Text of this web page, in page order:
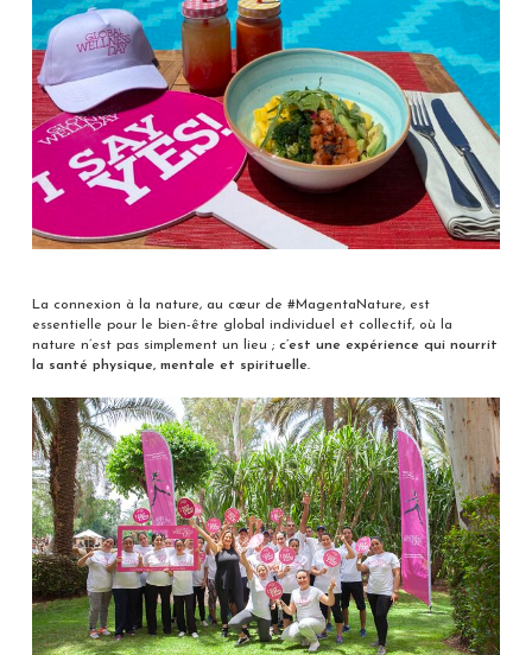
La connexion à la nature, au cœur de #MagentaNature, est
essentielle pour le bien-être global individuel et collectif, où la
nature n’est pas simplement un lieu ; c’est une expérience qui nourrit
la santé physique, mentale et spirituelle.